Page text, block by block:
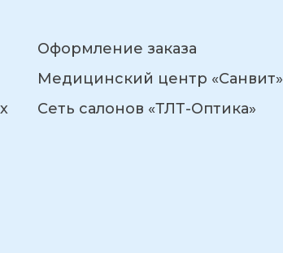
Оформление заказа
Медицинский центр «Санвит»
Сеть салонов «ТЛТ-Оптика»